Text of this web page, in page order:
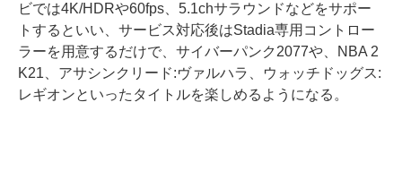
ビでは4K/HDRや60fps、5.1chサラウンドなどをサポー
トするといい、サービス対応後はStadia専用コントロー
ラーを用意するだけで、サイバーパンク2077や、NBA 2
K21、アサシンクリード:ヴァルハラ、ウォッチドッグス:
レギオンといったタイトルを楽しめるようになる。